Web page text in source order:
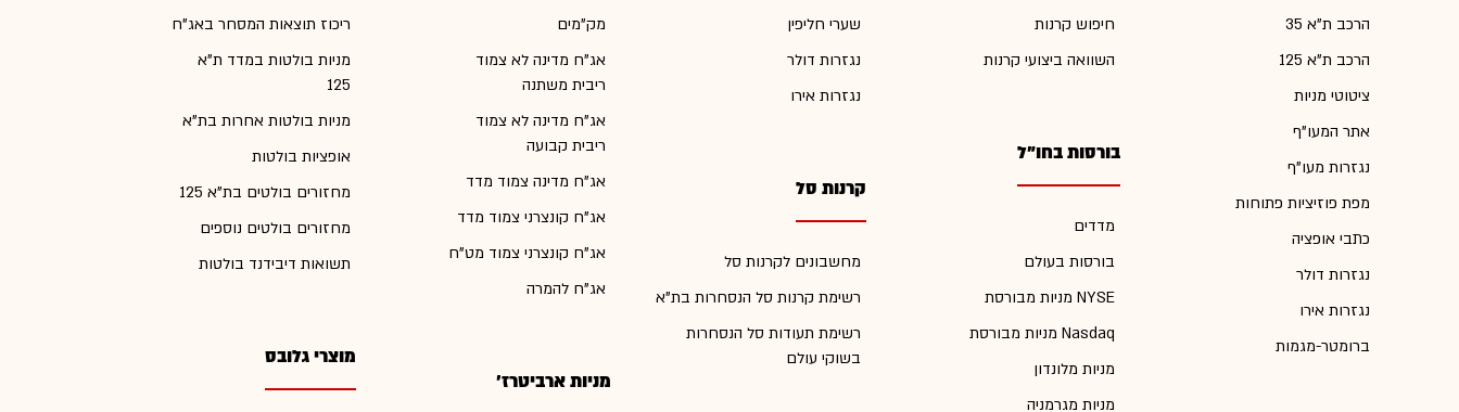
הרכב ת"א 35
הרכב ת"א 125
ציטוטי מניות
אתר המעו"ף
נגזרות מעו"ף
מפת פוזיציות פתוחות
כתבי אופציה
נגזרות דולר
נגזרות אירו
ברומטר-מגמות
חיפוש קרנות
השוואה ביצועי קרנות
בורסות בחו"ל
מדדים
בורסות בעולם
מניות מבורסת NYSE
מניות מבורסת Nasdaq
מניות מלונדון
מניות מגרמניה
שערי חליפין
נגזרות דולר
נגזרות אירו
קרנות סל
מחשבונים לקרנות סל
רשימת קרנות סל הנסחרות בת"א
רשימת תעודות סל הנסחרות
בשוקי עולם
מק"מים
אג"ח מדינה לא צמוד
ריבית משתנה
אג"ח מדינה לא צמוד
ריבית קבועה
אג"ח מדינה צמוד מדד
אג"ח קונצרני צמוד מדד
אג"ח קונצרני צמוד מט"ח
אג"ח להמרה
מניות ארביטרז'
ריכוז תוצאות המסחר באג"ח
מניות בולטות במדד ת"א
125
מניות בולטות אחרות בת"א
אופציות בולטות
מחזורים בולטים בת"א 125
מחזורים בולטים נוספים
תשואות דיבידנד בולטות
מוצרי גלובס